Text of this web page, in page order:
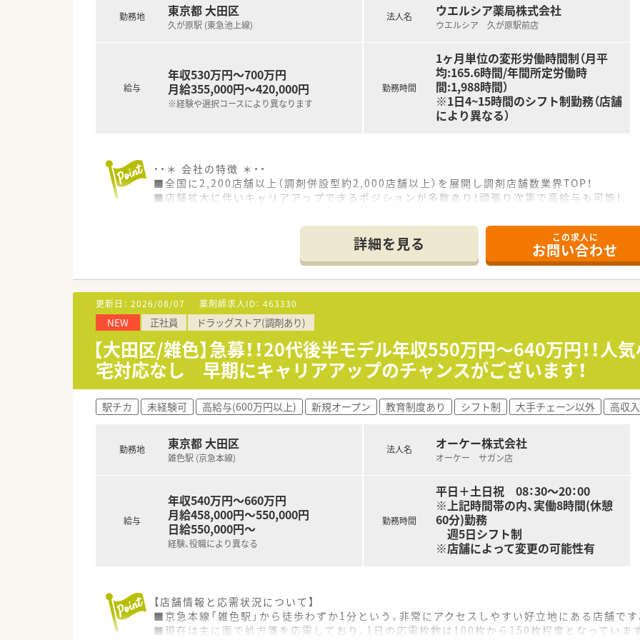
勤務地 東京都 大田区
久が原駅 (東急池上線)
給与
年収530万円～700万円
月給355,000円～420,000円
※経験や選択コースにより異なります
法人名 ウエルシア薬局株式会社
ウエルシア 久が原駅前店
勤務時間
1ヶ月単位の変形労働時間制（月平
均:165.6時間/年間所定労働時
間:1,988時間）
※1日4~15時間のシフト制勤務（店舗
により異なる）
・・＊ 会社の特徴 ＊・・
■全国に2,200店舗以上（調剤併設型約2,000店舗以上）を展開し調剤店舗数業界TOP！
■店舗拡大に伴いキャリアアップできるポジションが多数あり！頑張り次第で高給与も可能！
■職種や職域に合わせ、豊富な社内研修や外部組織と連携した研修を用意されています
■薬剤師が中心の会社だからこそ活躍できるキャリアパスが多種多様に用意されています。
■店舗拡大に伴い、エリアマネジャーや営業部長等のマネジメントのポジションも増えます。
■在宅や教育等の専門性を活かせるスペシャリストを目指すことも可能です。
■その他にも、管理部門や商品部門等の本社スタッフなど活動領域は多種多様です。
■在宅実施店舗は年々増加しており、在宅医療へもしっかりと関わる事ができます。
■育児休暇は3歳まで取得が可能で、時短制度は小学5年生まで時短勤務ができるよう変更予定
■年間休日が120日とワークライフバランスが整っています
■日用品から常備薬まで、従業員割引制度など嬉しいメリットもたくさんあります！
詳細を見る この求人に
お問い合わせ
更新日： 2026/08/07 薬剤師求人ID： 463330
NEW 正社員 ドラッグストア(調剤あり)
【大田区/雑色】急募！！20代後半モデル年収550万円～640万円！！
宅対応なし 早期にキャリアアップのチャンスがございます！
駅チカ 未経験可 高給与(600万円以上) 新規オープン 教育制度あり シフト制 大手チェーン以外 高収入
勤務地 東京都 大田区
雑色駅 (京急本線)
給与
年収540万円～660万円
月給458,000円～550,000円
日給550,000円～
経験、役職により異なる
法人名 オーケー株式会社
オーケー サガン店
勤務時間
平日＋土日祝 08：30～20：00
※上記時間帯の内、実働8時間(休憩
60分)勤務
週5日シフト制
※店舗によって変更の可能性有
【店舗情報と応需状況について】
■京急本線「雑色駅」から徒歩わずか1分という、非常にアクセスしやすい好立地にある店舗です
■現在は主に面で処方箋を応需しており、1日の応需枚数は100枚から150枚程度となっていま